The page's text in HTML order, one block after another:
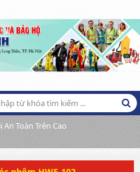
An Toàn Trên Cao